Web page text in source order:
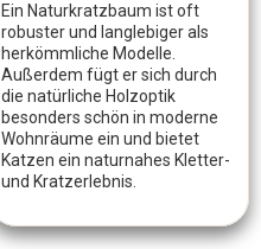
Ein Naturkratzbaum ist oft
robuster und langlebiger als
herkömmliche Modelle.
Außerdem fügt er sich durch
die natürliche Holzoptik
besonders schön in moderne
Wohnräume ein und bietet
Katzen ein naturnahes Kletter-
und Kratzerlebnis.